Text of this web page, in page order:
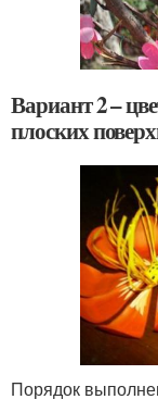
Вариант 2 –
плоских
Порядок